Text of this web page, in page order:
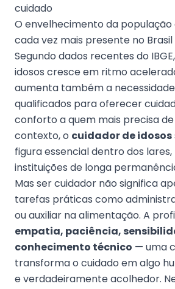
cuidado
O envelhecimento da população
cada vez mais presente no Brasil
Segundo dados recentes do
idosos cresce em ritmo
aumenta também a
qualificados para oferecer
conforto a quem mais precisa
contexto, o cuidador de idosos
figura essencial dentro dos
instituições de longa
Mas ser cuidador não significa
tarefas práticas como
ou auxiliar na alimentação. A
empatia, paciência,
conhecimento técnico — uma
transforma o cuidado em algo
e verdadeiramente acolhedor.